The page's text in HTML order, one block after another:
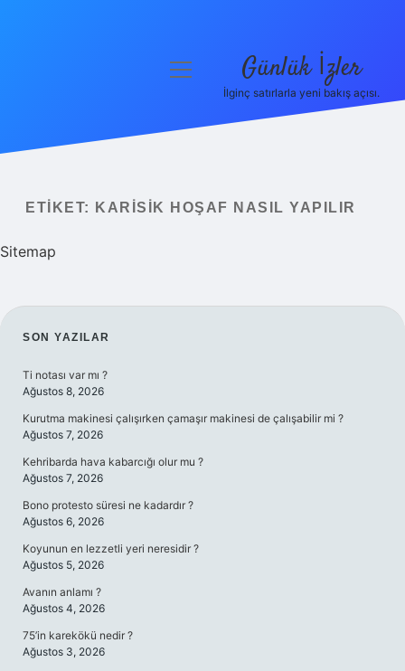
Yasal Uyarı
Hakkımızda
menüyü
Günlük İzler
İlginç satırlarla yeni bakış açısı.
ETIKET: KARISIK HOŞAF NASIL YAPILIR
Sitemap
SIDEBAR
SON YAZILAR
Ti notası var mı ?
Ağustos 8, 2026
Kurutma makinesi çalışırken çamaşır makinesi de çalışabilir mi ?
Ağustos 7, 2026
Kehribarda hava kabarcığı olur mu ?
Ağustos 7, 2026
Bono protesto süresi ne kadardır ?
Ağustos 6, 2026
Koyunun en lezzetli yeri neresidir ?
Ağustos 5, 2026
Avanın anlamı ?
Ağustos 4, 2026
75’in karekökü nedir ?
Ağustos 3, 2026